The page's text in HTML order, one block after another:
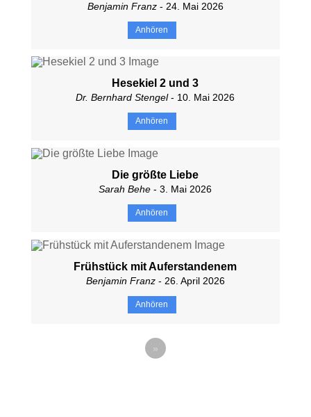
Benjamin Franz- 24. Mai 2026
Anhören
Hesekiel 2 und 3
Dr. Bernhard Stengel- 10. Mai 2026
Anhören
Die größte Liebe
Sarah Behe - 3. Mai 2026
Anhören
Frühstück mit Auferstandenem
Benjamin Franz- 26. April 2026
Anhören
»